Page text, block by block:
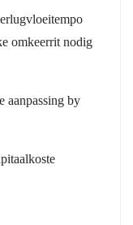
omkeerrit nodig
aanpassing by